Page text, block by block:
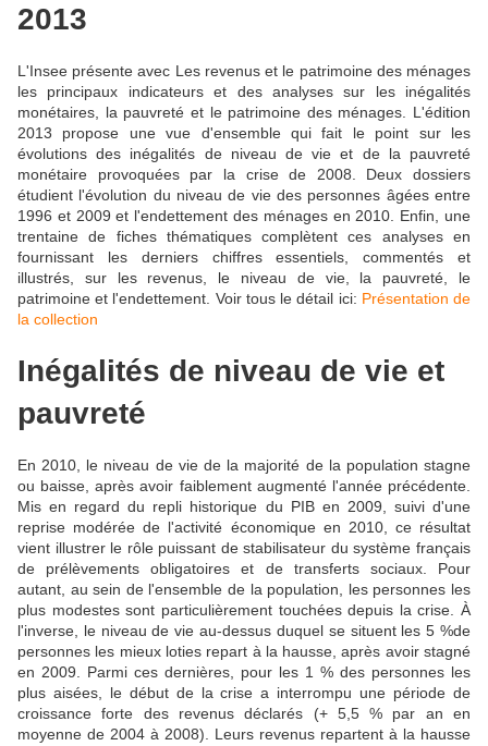
2013
L'Insee présente avec Les revenus et le patrimoine des ménages
les principaux indicateurs et des analyses sur les inégalités
monétaires, la pauvreté et le patrimoine des ménages. L'édition
2013 propose une vue d'ensemble qui fait le point sur les
évolutions des inégalités de niveau de vie et de la pauvreté
monétaire provoquées par la crise de 2008. Deux dossiers
étudient l'évolution du niveau de vie des personnes âgées entre
1996 et 2009 et l'endettement des ménages en 2010. Enfin, une
trentaine de fiches thématiques complètent ces analyses en
fournissant les derniers chiffres essentiels, commentés et
illustrés, sur les revenus, le niveau de vie, la pauvreté, le
patrimoine et l'endettement. Voir tous le détail ici: Présentation de
la collection
Inégalités de niveau de vie et
pauvreté
En 2010, le niveau de vie de la majorité de la population stagne
ou baisse, après avoir faiblement augmenté l'année précédente.
Mis en regard du repli historique du PIB en 2009, suivi d'une
reprise modérée de l'activité économique en 2010, ce résultat
vient illustrer le rôle puissant de stabilisateur du système français
de prélèvements obligatoires et de transferts sociaux. Pour
autant, au sein de l'ensemble de la population, les personnes les
plus modestes sont particulièrement touchées depuis la crise. À
l'inverse, le niveau de vie au-dessus duquel se situent les 5 %de
personnes les mieux loties repart à la hausse, après avoir stagné
en 2009. Parmi ces dernières, pour les 1 % des personnes les
plus aisées, le début de la crise a interrompu une période de
croissance forte des revenus déclarés (+ 5,5 % par an en
moyenne de 2004 à 2008). Leurs revenus repartent à la hausse